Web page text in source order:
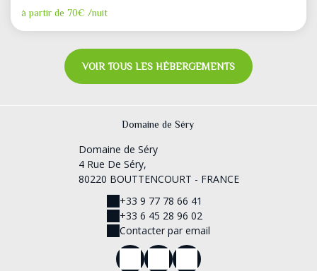
à partir de 70€ /nuit
VOIR TOUS LES HÉBERGEMENTS
Domaine de Séry
Domaine de Séry
4 Rue De Séry,
80220 BOUTTENCOURT - FRANCE
+33 9 77 78 66 41
+33 6 45 28 96 02
Contacter par email